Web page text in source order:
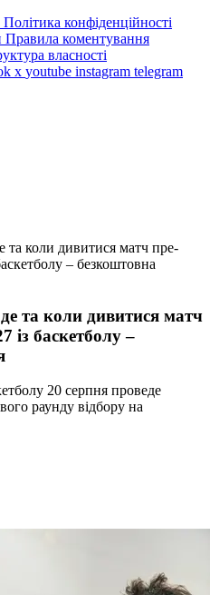
Політика конфіденційності
Правила коментування
власності
x youtube instagram telegram
та коли дивитися матч пре-
– безкоштовна
та коли дивитися матч
із баскетболу –
20 серпня проведе
раунду відбору на